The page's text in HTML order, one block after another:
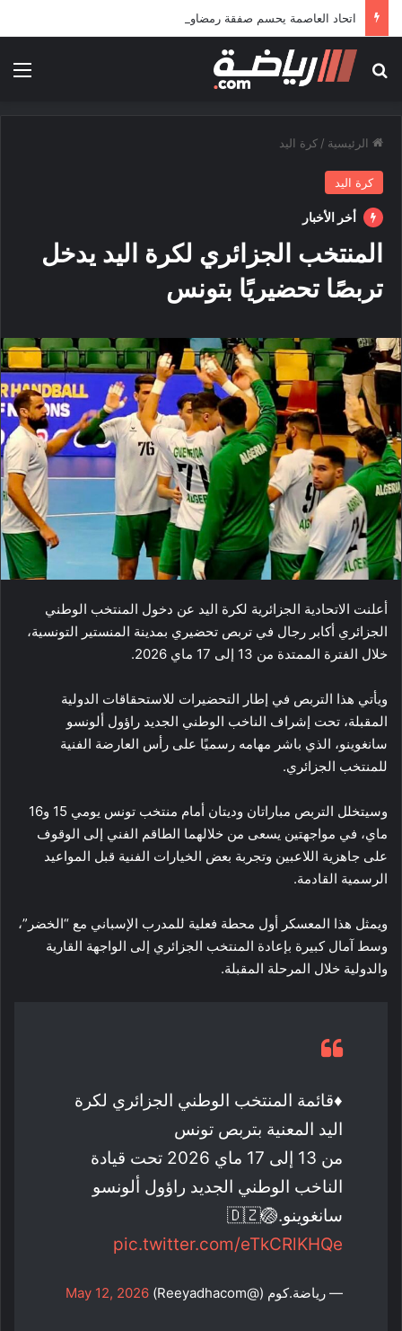
اتحاد العاصمة يحسم صفقة رمضاوي ويضمه لثلاثة مواسم
بحث عن
الرئيسية / كرة اليد
كرة اليد
أخر الأخبار
المنتخب الجزائري لكرة اليد يدخل
تربصًا تحضيريًا بتونس
أعلنت الاتحادية الجزائرية لكرة اليد عن دخول المنتخب الوطني
الجزائري أكابر رجال في تربص تحضيري بمدينة المنستير التونسية،
خلال الفترة الممتدة من 13 إلى 17 ماي 2026.
ويأتي هذا التربص في إطار التحضيرات للاستحقاقات الدولية
المقبلة، تحت إشراف الناخب الوطني الجديد راؤول ألونسو
سانغوينو، الذي باشر مهامه رسميًا على رأس العارضة الفنية
للمنتخب الجزائري.
وسيتخلل التربص مباراتان وديتان أمام منتخب تونس يومي 15 و16
ماي، في مواجهتين يسعى من خلالهما الطاقم الفني إلى الوقوف
على جاهزية اللاعبين وتجربة بعض الخيارات الفنية قبل المواعيد
الرسمية القادمة.
ويمثل هذا المعسكر أول محطة فعلية للمدرب الإسباني مع “الخضر”،
وسط آمال كبيرة بإعادة المنتخب الجزائري إلى الواجهة القارية
والدولية خلال المرحلة المقبلة.
♦️قائمة المنتخب الوطني الجزائري لكرة
اليد المعنية بتربص تونس
من 13 إلى 17 ماي 2026 تحت قيادة
الناخب الوطني الجديد راؤول ألونسو
سانغوينو.🏐🇩🇿
pic.twitter.com/eTkCRlKHQe
— رياضة.كوم (@Reeyadhacom) May 12, 2026